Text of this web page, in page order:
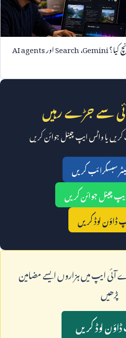
کیا؟Gemini،SearchاورAI agents
سے جڑے رہیں
کریں یا واٹس ایپ چینل جوائن کریں
سبسکرائب کریں
چینل جوائن کریں
ڈاؤن لوڈ کریں
آئی ايپ ميں ہزاروں ايسے مضامين
پڑھيں
لوڈ کريں